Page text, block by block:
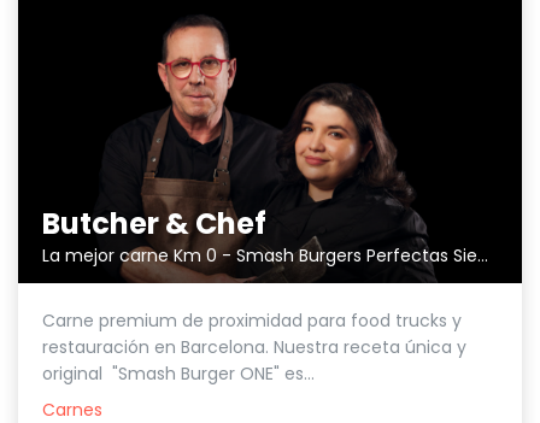
Butcher & Chef
La mejor carne Km 0 - Smash Burgers Perfectas Siempre.
Carne premium de proximidad para food trucks y
restauración en Barcelona. Nuestra receta única y
original "Smash Burger ONE" es...
Carnes